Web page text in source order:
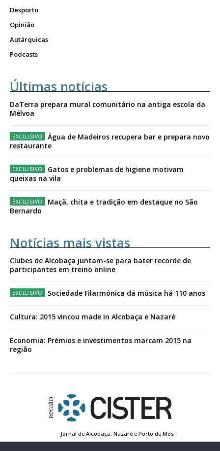
Desporto
Opinião
Autárquicas
Podcasts
Últimas notícias
DaTerra prepara mural comunitário na antiga escola da
Mélvoa
Água de Madeiros recupera bar e prepara novo
restaurante
Gatos e problemas de higiene motivam
queixas na vila
Maçã, chita e tradição em destaque no São
Bernardo
Notícias mais vistas
Clubes de Alcobaça juntam-se para bater recorde de
participantes em treino online
Sociedade Filarmónica dá música há 110 anos
Cultura: 2015 vincou made in Alcobaça e Nazaré
Economia: Prémios e investimentos marcam 2015 na
região
Jornal de Alcobaça, Nazaré e Porto de Mós